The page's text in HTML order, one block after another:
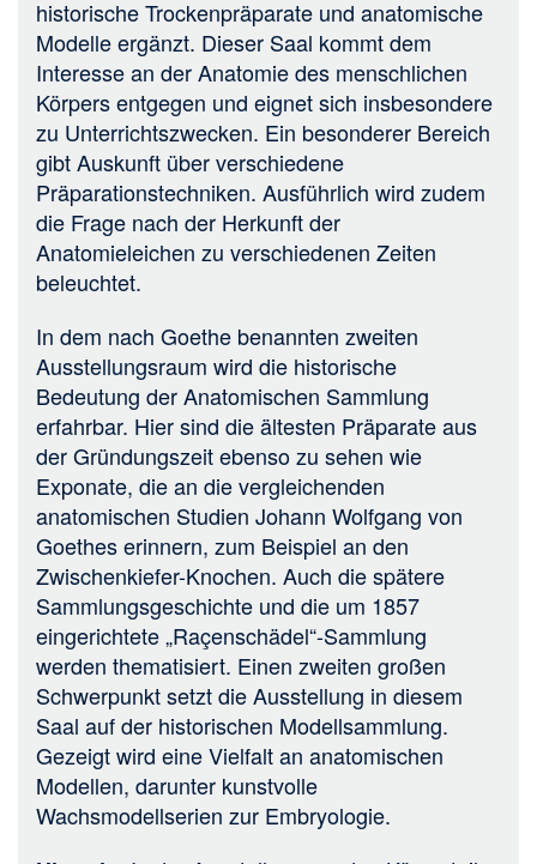
historische Trockenpräparate und anatomische
Modelle ergänzt. Dieser Saal kommt dem
Interesse an der Anatomie des menschlichen
Körpers entgegen und eignet sich insbesondere
zu Unterrichtszwecken. Ein besonderer Bereich
gibt Auskunft über verschiedene
Präparationstechniken. Ausführlich wird zudem
die Frage nach der Herkunft der
Anatomieleichen zu verschiedenen Zeiten
beleuchtet.
In dem nach Goethe benannten zweiten
Ausstellungsraum wird die historische
Bedeutung der Anatomischen Sammlung
erfahrbar. Hier sind die ältesten Präparate aus
der Gründungszeit ebenso zu sehen wie
Exponate, die an die vergleichenden
anatomischen Studien Johann Wolfgang von
Goethes erinnern, zum Beispiel an den
Zwischenkiefer-Knochen. Auch die spätere
Sammlungsgeschichte und die um 1857
eingerichtete „Raçenschädel“-Sammlung
werden thematisiert. Einen zweiten großen
Schwerpunkt setzt die Ausstellung in diesem
Saal auf der historischen Modellsammlung.
Gezeigt wird eine Vielfalt an anatomischen
Modellen, darunter kunstvolle
Wachsmodellserien zur Embryologie.